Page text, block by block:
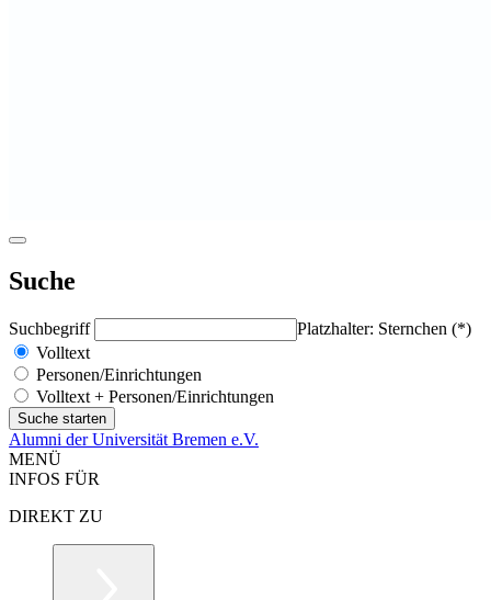
Suche
Suchbegriff
Platzhalter: Sternchen (*)
Volltext
Personen/Einrichtungen
Volltext + Personen/Einrichtungen
Alumni der Universität Bremen e.V.
MENÜ
INFOS FÜR
DIREKT ZU